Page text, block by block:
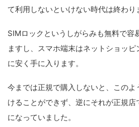
て利用しないといけない時代は終わり
SIMロックというしがらみも無料で容
ますし、スマホ端末はネットショッ
に安く手に入ります。
今までは正規で購入しないと、このよ
けることができず、逆にそれが正規
になっていました。